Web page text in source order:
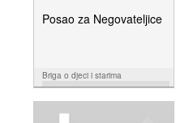
Posao za Negovateljice
Briga o djeci i starima